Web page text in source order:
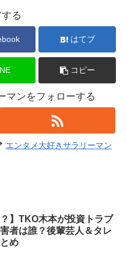
る
はてブ
コピー
マンをフォローする
エンタメ大好きサラリーマン
？】TKO木本が投資トラブ
者は誰？後輩芸人＆タレ
め